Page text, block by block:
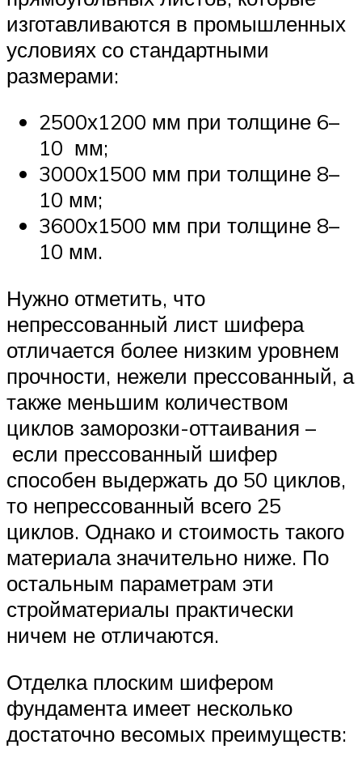
изготавливаются в промышленных
условиях со стандартными
размерами:
2500х1200 мм при толщине 6–
10 мм;
3000х1500 мм при толщине 8–
10 мм;
3600х1500 мм при толщине 8–
10 мм.
Нужно отметить, что
непрессованный лист шифера
отличается более низким уровнем
прочности, нежели прессованный, а
также меньшим количеством
циклов заморозки-оттаивания –
если прессованный шифер
способен выдержать до 50 циклов,
то непрессованный всего 25
циклов. Однако и стоимость такого
материала значительно ниже. По
остальным параметрам эти
стройматериалы практически
ничем не отличаются.
Отделка плоским шифером
фундамента имеет несколько
достаточно весомых преимуществ: